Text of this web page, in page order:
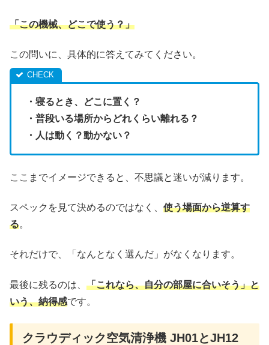
「この機械、どこで使う？」
この問いに、具体的に答えてみてください。
・寝るとき、どこに置く？
・普段いる場所からどれくらい離れる？
・人は動く？動かない？
ここまでイメージできると、不思議と迷いが減ります。
スペックを見て決めるのではなく、 使う場面から逆算す
る。
それだけで、「なんとなく選んだ」がなくなります。
最後に残るのは、 「これなら、自分の部屋に合いそう」と
いう、納得感です。
クラウディック空気清浄機 JH01とJH12